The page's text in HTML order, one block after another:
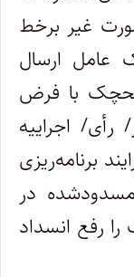
غیر برخط
عامل ارسال
با فرض
اجراییه
برنامه‌ریزی
در
رفع انسداد